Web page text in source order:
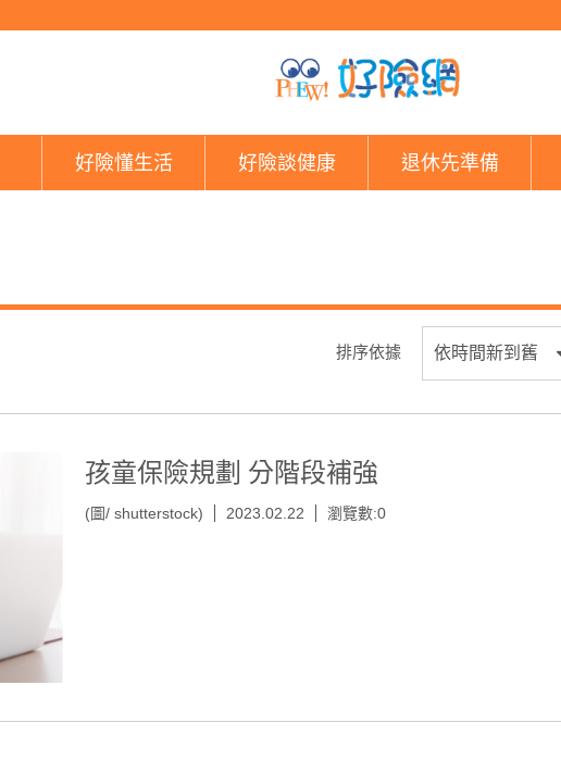
好險懂生活 好險談健康 退休先準備
排序依據
孩童保險規劃 分階段補強
(圖/ shutterstock) 2023.02.22 瀏覽數:0